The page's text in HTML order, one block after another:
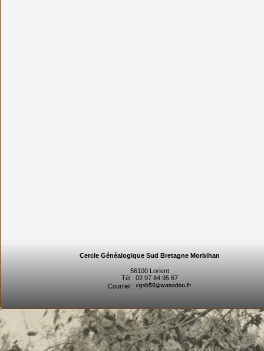
Cercle Généalogique Sud Bretagne Morbihan
56100 Lorient
Tél : 02 97 84 95 67
Courriel :